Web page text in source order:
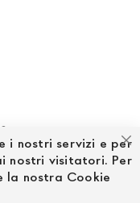
i nostri servizi e per
nostri visitatori. Per
la nostra Cookie